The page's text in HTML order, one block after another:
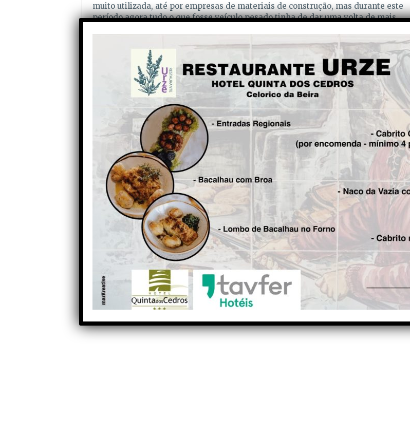
muito utilizada, até por empresas de materiais de construção, mas durante este
período agora tudo o que fosse veículo pesado tinha de dar uma volta de mais
torna-se um bocadinho pesado”, sublinha este autarca. O CBS tentou falar com a
presidente da Junta de Lagares da Beira, Olga Bandeira, mas tal não se revelou
A demora na reparação deixou exasperados os moradores locais. Em Dezembro
de 2014, num trabalho do CBS, a população queixava-se do facto da ponte se
encontrar interdita desde 2013 a qualquer veículo automóvel com peso superior a
3500 quilos, causando diversos transtornos. Os presidentes das juntas das duas
localidades, de resto, questionaram por várias vezes o executivo sobre a
reparação da ponte. Na altura nenhum obteve uma resposta concreta sobre a
execução das obras. A autarquia, na altura, limitou-se a responder ao CBS,
que “o Departamento de Obras Públicas da Câmara Municipal” tinha “já em
execução um projecto para a resolução do problema que, oportunamente, seguirá
a tramitação com vista à sua execução”. Finalmente está em execução.
Partilhe com os seus amigos nas redes sociais!
Anterior
Chuva forte amanhã, Verão
volta mais comedido no fim-
de-semana
Seg.
Chuva inunda unidade
turística de cinco estrelas das
Caldas de S. Paulo e
empresário responsabiliza
Câmara de Oliveira do
Hospital